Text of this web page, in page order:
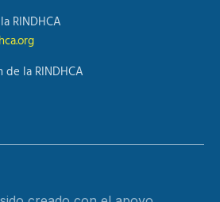
RINDHCA
la RINDHCA